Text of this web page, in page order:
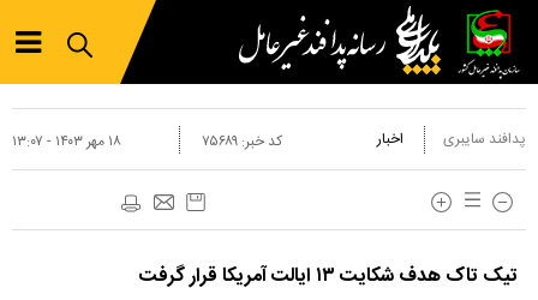
پدافند سایبری اخبار ۱۸ مهر ۱۴۰۳ - ۱۳:۰۷ کد خبر: ۷۵۶۸۹
تیک تاک هدف شکایت ۱۳ ایالت آمریکا قرار گرفت